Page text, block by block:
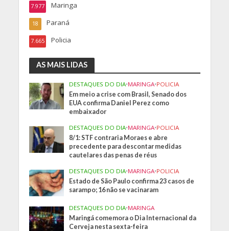
Maringa
7.977
Paraná
18
Policia
7.665
AS MAIS LIDAS
DESTAQUES DO DIA•MARINGA•POLICIA
Em meio a crise com Brasil, Senado dos
EUA confirma Daniel Perez como
embaixador
DESTAQUES DO DIA•MARINGA•POLICIA
8/1: STF contraria Moraes e abre
precedente para descontar medidas
cautelares das penas de réus
DESTAQUES DO DIA•MARINGA•POLICIA
Estado de São Paulo confirma 23 casos de
sarampo; 16 não se vacinaram
DESTAQUES DO DIA•MARINGA
Maringá comemora o Dia Internacional da
Cerveja nesta sexta-feira